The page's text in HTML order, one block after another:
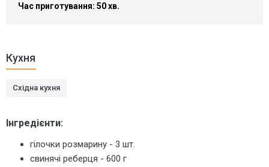
Час приготування: 50 хв.
Кухня
Східна кухня
Інгредієнти:
гілочки розмарину - 3 шт.
свинячі реберця - 600 г